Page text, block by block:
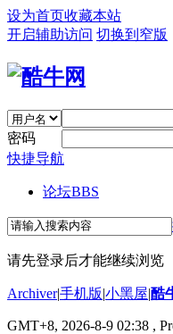
设为首页收藏本站
开启辅助访问 切换到窄版
密码
快捷导航
论坛BBS
请先登录后才能继续浏览
Archiver|手机版|小黑屋|酷
GMT+8, 2026-8-9 02:38 ,